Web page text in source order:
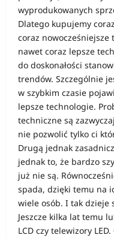
wyprodukowanych
Dlatego kupujemy
coraz
nawet coraz lepsze
do doskonałości
trendów. Szczególnie
w szybkim czasie
lepsze technologie.
techniczne są
nie pozwolić tylko ci
Drugą jednak
jednak to, że bardzo
już nie są.
spada, dzięki temu na
wiele osób. I tak dzieje
Jeszcze kilka lat temu
LCD czy telewizory